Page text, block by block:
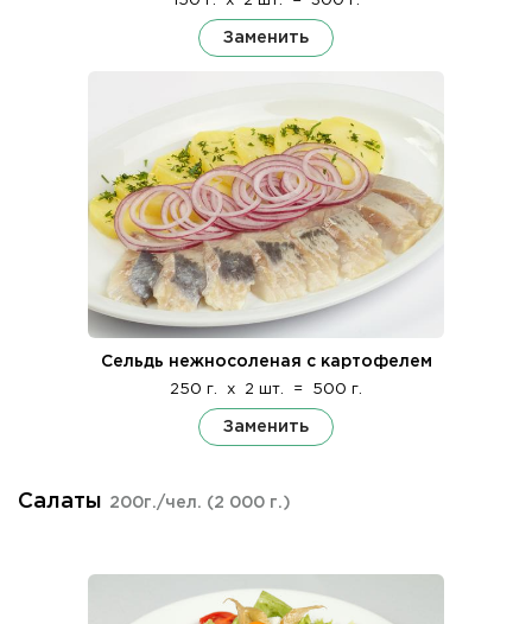
Заменить
Сельдь нежносоленая с картофелем
250 г. x 2 шт. = 500 г.
Заменить
Салаты 200г./чел. (2 000 г.)